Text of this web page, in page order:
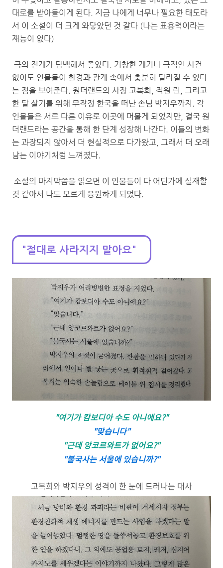
대로를 받아들이게 된다. 지금 나에게 너무나 필요한 태도라
서 이 소설이 더 크게 와닿았던 것 같다 (나는 표용력이라는
재능이 없다)
극의 전개가 담백해서 좋았다. 거창한 계기나 극적인 사건
없이도 인물들이 환경과 관계 속에서 충분히 달라질 수 있다
는 점을 보여준다. 원더랜드의 사장 고복희, 직원 린, 그리고
한 달 살기를 위해 무작정 한국을 떠난 손님 박지우까지. 각
인물들은 서로 다른 이유로 이곳에 머물게 되었지만, 결국 원
더랜드라는 공간을 통해 한 단계 성장해 나간다. 이들의 변화
는 과장되지 않아서 더 현실적으로 다가왔고, 그래서 더 오래
남는 이야기처럼 느껴졌다.
소설의 마지막쯤을 읽으면 이 인물들이 다 어딘가에 실재할
것 같아서 나도 모르게 응원하게 되었다.
"절대로 사라지지 말아요"
"여기가 캄보디아 수도 아니에요?"
"맞습니다"
"근데 앙코르와트가 없어요?"
"불국사는 서울에 있습니까?"
고복희와 박지우의 성격이 한 눈에 드러나는 대사